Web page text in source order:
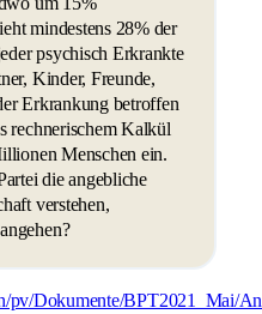
mindestens 28% der
psychisch Erkrankte
Kinder, Freunde,
Erkrankung betroffen
rechnerischem Kalkül
Menschen ein.
die angebliche
verstehen,
pv/Dokumente/BPT2021_Mai/